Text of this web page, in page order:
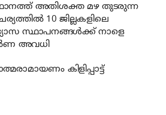
അതിശക്ത മഴ തുടരുന്ന
10 ജില്ലകളിലെ
സ്ഥാപനങ്ങൾക്ക് നാളെ
അവധി
കിളിപ്പാട്ട്